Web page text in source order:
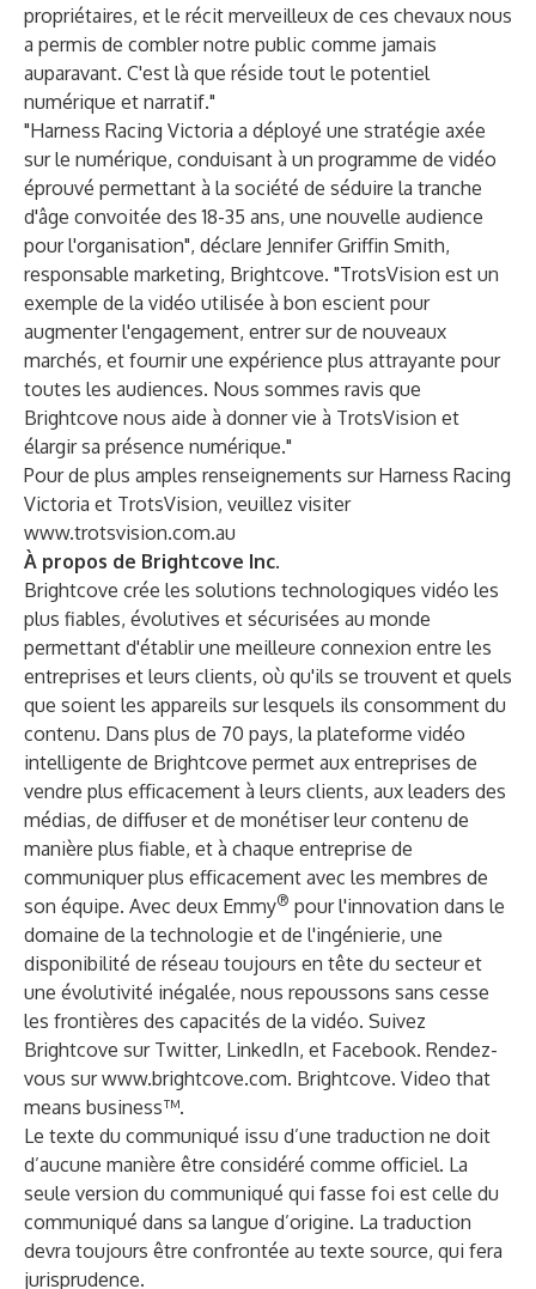
propriétaires, et le récit merveilleux de ces chevaux nous
a permis de combler notre public comme jamais
auparavant. C'est là que réside tout le potentiel
numérique et narratif."
"Harness Racing Victoria a déployé une stratégie axée
sur le numérique, conduisant à un programme de vidéo
éprouvé permettant à la société de séduire la tranche
d'âge convoitée des 18-35 ans, une nouvelle audience
pour l'organisation", déclare Jennifer Griffin Smith,
responsable marketing, Brightcove. "TrotsVision est un
exemple de la vidéo utilisée à bon escient pour
augmenter l'engagement, entrer sur de nouveaux
marchés, et fournir une expérience plus attrayante pour
toutes les audiences. Nous sommes ravis que
Brightcove nous aide à donner vie à TrotsVision et
élargir sa présence numérique."
Pour de plus amples renseignements sur Harness Racing
Victoria et TrotsVision, veuillez visiter
www.trotsvision.com.au
À propos de Brightcove Inc.
Brightcove crée les solutions technologiques vidéo les
plus fiables, évolutives et sécurisées au monde
permettant d'établir une meilleure connexion entre les
entreprises et leurs clients, où qu'ils se trouvent et quels
que soient les appareils sur lesquels ils consomment du
contenu. Dans plus de 70 pays, la plateforme vidéo
intelligente de Brightcove permet aux entreprises de
vendre plus efficacement à leurs clients, aux leaders des
médias, de diffuser et de monétiser leur contenu de
manière plus fiable, et à chaque entreprise de
communiquer plus efficacement avec les membres de
son équipe. Avec deux Emmy® pour l'innovation dans le
domaine de la technologie et de l'ingénierie, une
disponibilité de réseau toujours en tête du secteur et
une évolutivité inégalée, nous repoussons sans cesse
les frontières des capacités de la vidéo. Suivez
Brightcove sur Twitter, LinkedIn, et Facebook. Rendez-
vous surwww.brightcove.com. Brightcove. Video that
means business™.
Le texte du communiqué issu d’une traduction ne doit
d’aucune manière être considéré comme officiel. La
seule version du communiqué qui fasse foi est celle du
communiqué dans sa langue d’origine. La traduction
devra toujours être confrontée au texte source, qui fera
jurisprudence.